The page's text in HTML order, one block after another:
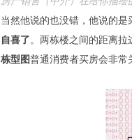
当然他说的也没错，他说的
自喜了。 两栋楼之间的距离拉
栋型图普通消费者买房会非常